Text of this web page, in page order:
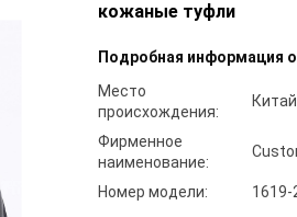
кожаные туфли
Подробная информация
Место
происхождения:
Китай
Фирменное
наименование:
Номер модели: 1619-